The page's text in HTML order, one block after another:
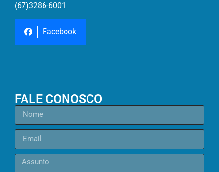
(67)3286-6001
Facebook
FALE CONOSCO